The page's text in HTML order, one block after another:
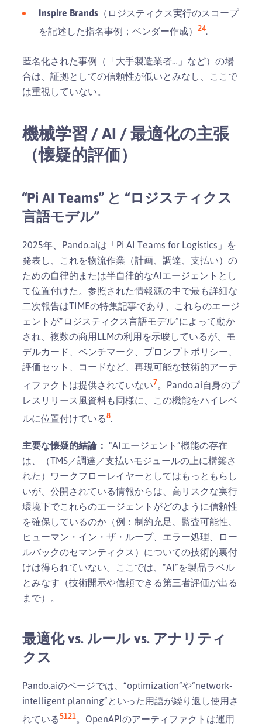
Inspire Brands （ロジスティクス実行のスコープ
を記述した指名事例；ベンダー作成） 24.
匿名化された事例（「大手製造業者…」など）の場
合は、証拠としての信頼性が低いとみなし、ここで
は重視していない。
機械学習 / AI / 最適化の主張
（懐疑的評価）
“Pi AI Teams” と “ロジスティクス
言語モデル”
2025年、Pando.aiは「Pi AI Teams for Logistics」を
発表し、これを物流作業（計画、調達、支払い）の
ための自律的または半自律的なAIエージェントとし
て位置付けた。参照された情報源の中で最も詳細な
二次報告はTIMEの特集記事であり、これらのエージ
ェントが“ロジスティクス言語モデル”によって動か
され、複数の商用LLMの利用を示唆しているが、モ
デルカード、ベンチマーク、プロンプトポリシー、
評価セット、コードなど、再現可能な技術的アーテ
ィファクトは提供されていない7。Pando.ai自身のプ
レスリリース風資料も同様に、この機能をハイレベ
ルに位置付けている8.
主要な懐疑的結論： “AIエージェント”機能の存在
は、（TMS／調達／支払いモジュールの上に構築さ
れた）ワークフローレイヤーとしてはもっともらし
いが、公開されている情報からは、高リスクな実行
環境下でこれらのエージェントがどのように信頼性
を確保しているのか（例：制約充足、監査可能性、
ヒューマン・イン・ザ・ループ、エラー処理、ロー
ルバックのセマンティクス）についての技術的裏付
けは得られていない。ここでは、“AI”を製品ラベル
とみなす（技術開示や信頼できる第三者評価が出る
まで）。
最適化 vs. ルール vs. アナリティ
クス
Pando.aiのページでは、“optimization”や“network-
intelligent planning”といった用語が繰り返し使用さ
れている5121。OpenAPIのアーティファクトは運用